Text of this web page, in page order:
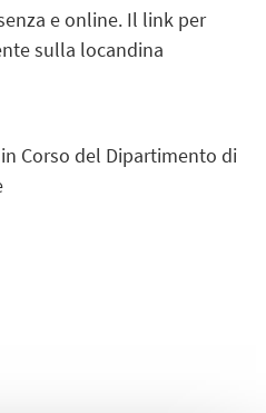
e online. Il link per
sulla locandina
Corso del Dipartimento di